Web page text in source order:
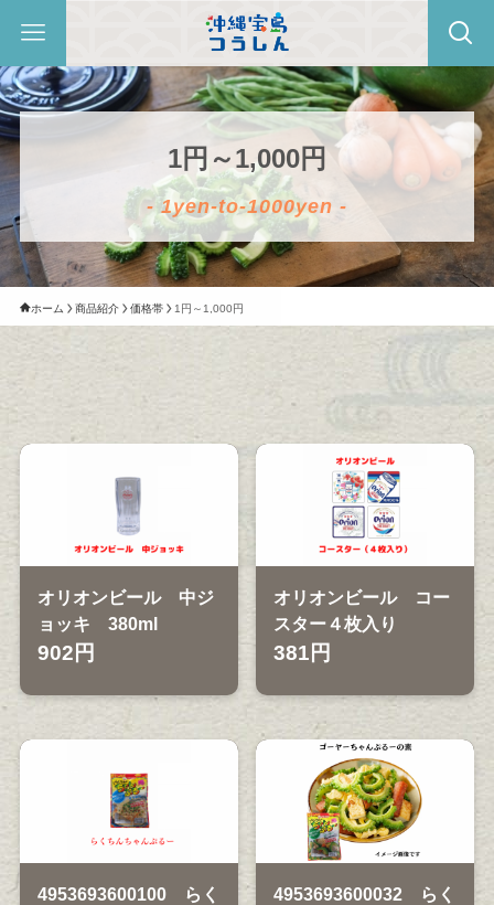
1円～1,000円
- 1yen-to-1000yen -
ホーム 商品紹介 価格帯 1円～1,000円
オリオンビール 中ジ
ョッキ 380ml
902円
オリオンビール コー
スター４枚入り
381円
4953693600100 らく
4953693600032 らく